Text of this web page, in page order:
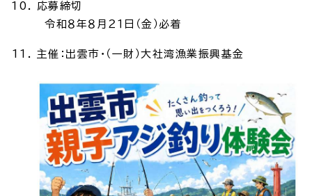
ごみ出しおたすけア
プリ
各種申請書・様式ダ
ウンロード
応募締切
令和８年８月２１日（金）必着
主催：出雲市・（一財）大社湾漁業振興基金